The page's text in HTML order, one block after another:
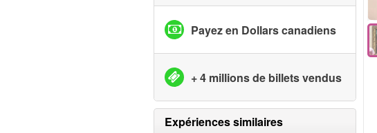
Payez en Dollars canadiens
+ 4 millions de billets vendus
Expériences similaires